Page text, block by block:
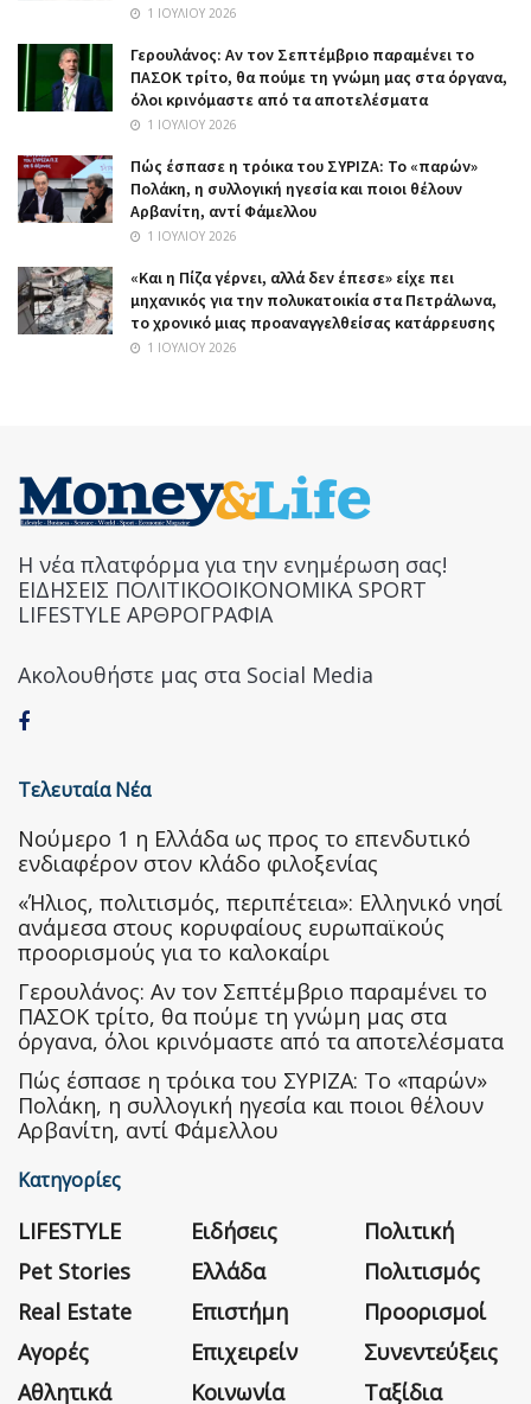
1 ΙΟΥΛΊΟΥ 2026
Γερουλάνος: Αν τον Σεπτέμβριο παραμένει το
ΠΑΣΟΚ τρίτο, θα πούμε τη γνώμη μας στα όργανα,
όλοι κρινόμαστε από τα αποτελέσματα
1 ΙΟΥΛΊΟΥ 2026
Πώς έσπασε η τρόικα του ΣΥΡΙΖΑ: Το «παρών»
Πολάκη, η συλλογική ηγεσία και ποιοι θέλουν
Αρβανίτη, αντί Φάμελλου
1 ΙΟΥΛΊΟΥ 2026
«Και η Πίζα γέρνει, αλλά δεν έπεσε» είχε πει
μηχανικός για την πολυκατοικία στα Πετράλωνα,
το χρονικό μιας προαναγγελθείσας κατάρρευσης
1 ΙΟΥΛΊΟΥ 2026
Η νέα πλατφόρμα για την ενημέρωση σας!
ΕΙΔΗΣΕΙΣ ΠΟΛΙΤΙΚΟΟΙΚΟΝΟΜΙΚΑ SPORT
LIFESTYLE ΑΡΘΡΟΓΡΑΦΙΑ
Ακολουθήστε μας στα Social Media
Τελευταία Νέα
Nούμερο 1 η Ελλάδα ως προς το επενδυτικό
ενδιαφέρον στον κλάδο φιλοξενίας
«Ήλιος, πολιτισμός, περιπέτεια»: Ελληνικό νησί
ανάμεσα στους κορυφαίους ευρωπαϊκούς
προορισμούς για το καλοκαίρι
Γερουλάνος: Αν τον Σεπτέμβριο παραμένει το
ΠΑΣΟΚ τρίτο, θα πούμε τη γνώμη μας στα
όργανα, όλοι κρινόμαστε από τα αποτελέσματα
Πώς έσπασε η τρόικα του ΣΥΡΙΖΑ: Το «παρών»
Πολάκη, η συλλογική ηγεσία και ποιοι θέλουν
Αρβανίτη, αντί Φάμελλου
Κατηγορίες
LIFESTYLE
Pet Stories
Real Estate
Αγορές
Αθλητικά
Ειδήσεις
Ελλάδα
Επιστήμη
Επιχειρείν
Κοινωνία
Πολιτική
Πολιτισμός
Προορισμοί
Συνεντεύξεις
Ταξίδια